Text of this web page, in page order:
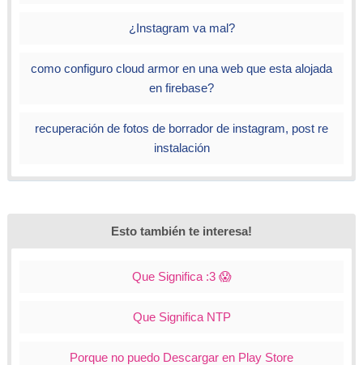
¿Instagram va mal?
como configuro cloud armor en una web que esta alojada
en firebase?
recuperación de fotos de borrador de instagram, post re
instalación
Esto también te interesa!
Que Significa :3 😱
Que Significa NTP
Porque no puedo Descargar en Play Store